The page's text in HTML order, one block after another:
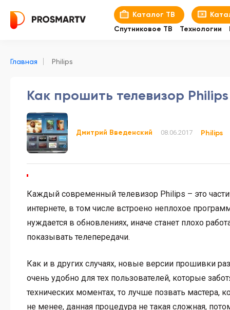
Каталог ТВ
Спутниковое ТВ
Технологии
Главная Philips
Как прошить телевизор Philips
Дмитрий Введенский 08.06.2017 Philips
Каждый современный телевизор Philips – это
интернете, в том числе встроено неплохое
нуждается в обновлениях, иначе станет плохо
показывать телепередачи.
Как и в других случаях, новые версии прошивки
очень удобно для тех пользователей, которые
технических моментах, то лучше позвать
не менее, данная процедура не такая сложная,